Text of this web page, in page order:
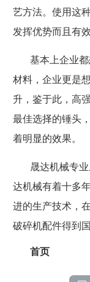
艺方法。使用这
发挥优势而且有
基本上企业
材料，企业更是
升，鉴于此，高
最佳选择的锤头
着明显的效果。
晟达机械专
达机械有着十多
进的生产技术，
破碎机配件得到
首页